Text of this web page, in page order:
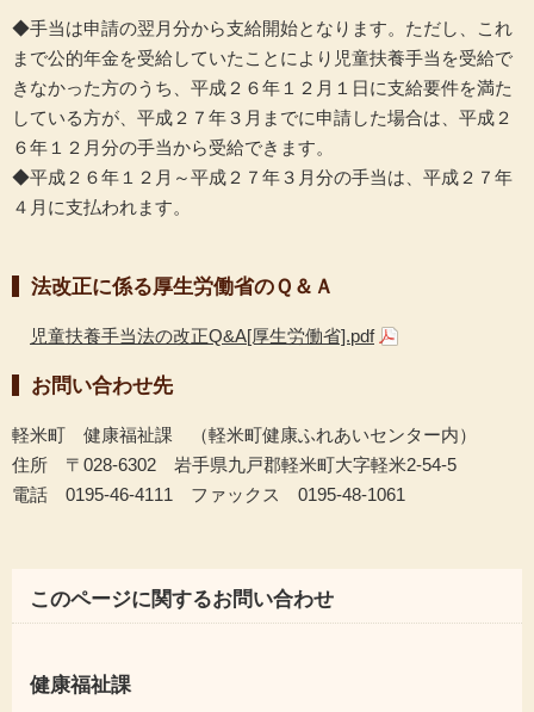
◆手当は申請の翌月分から支給開始となります。ただし、これ
まで公的年金を受給していたことにより児童扶養手当を受給で
きなかった方のうち、平成２６年１２月１日に支給要件を満た
している方が、平成２７年３月までに申請した場合は、平成２
６年１２月分の手当から受給できます。
◆平成２６年１２月～平成２７年３月分の手当は、平成２７年
４月に支払われます。
法改正に係る厚生労働省のＱ＆Ａ
児童扶養手当法の改正Q&A[厚生労働省].pdf
お問い合わせ先
軽米町 健康福祉課 （軽米町健康ふれあいセンター内）
住所 〒028-6302 岩手県九戸郡軽米町大字軽米2-54-5
電話 0195-46-4111 ファックス 0195-48-1061
このページに関するお問い合わせ
健康福祉課